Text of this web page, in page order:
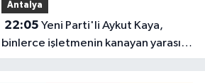
Antalya
22:05
binlerce işletmenin kanayan yarasını
Meclis'e taşıdı